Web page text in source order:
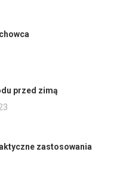
przed zimą
zastosowania